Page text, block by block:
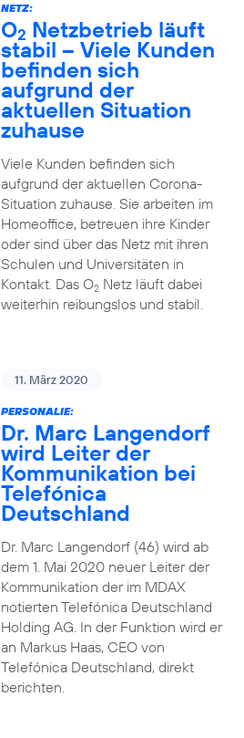
NETZ:
O2 Netzbetrieb läuft
stabil – Viele Kunden
befinden sich
aufgrund der
aktuellen Situation
zuhause
Viele Kunden befinden sich
aufgrund der aktuellen Corona-
Situation zuhause. Sie arbeiten im
Homeoffice, betreuen ihre Kinder
oder sind über das Netz mit ihren
Schulen und Universitäten in
Kontakt. Das O2Netz läuft dabei
weiterhin reibungslos und stabil.
11. März 2020
PERSONALIE:
Dr. Marc Langendorf
wird Leiter der
Kommunikation bei
Telefónica
Deutschland
Dr. Marc Langendorf (46) wird ab
dem 1. Mai 2020 neuer Leiter der
Kommunikation der im MDAX
notierten Telefónica Deutschland
Holding AG. In der Funktion wird er
an Markus Haas, CEO von
Telefónica Deutschland, direkt
berichten.